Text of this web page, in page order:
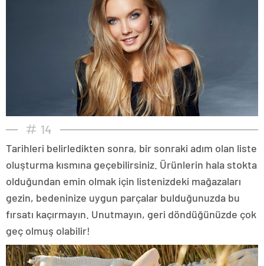
14
Tarihleri belirledikten sonra, bir sonraki adım olan liste
oluşturma kısmına geçebilirsiniz. Ürünlerin hala stokta
olduğundan emin olmak için listenizdeki mağazaları
gezin, bedeninize uygun parçalar bulduğunuzda bu
fırsatı kaçırmayın. Unutmayın, geri döndüğünüzde çok
geç olmuş olabilir!